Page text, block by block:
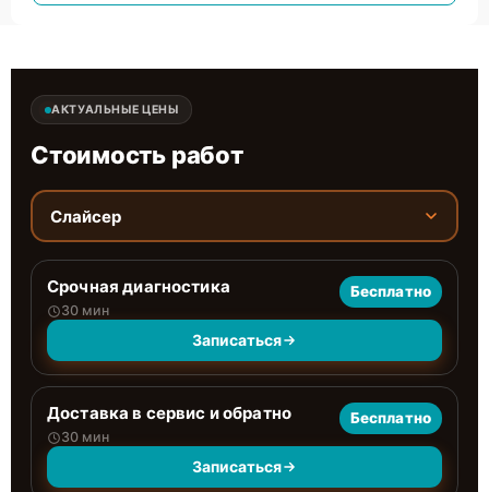
АКТУАЛЬНЫЕ ЦЕНЫ
Стоимость работ
Слайсер
Срочная диагностика
30 мин
Бесплатно
Записаться
Доставка в сервис и обратно
30 мин
Бесплатно
Записаться